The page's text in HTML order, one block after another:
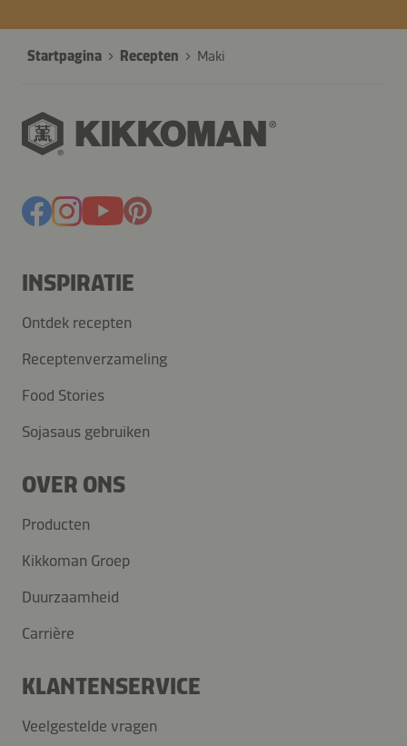
Startpagina Recepten Maki
INSPIRATIE
Ontdek recepten
Receptenverzameling
Food Stories
Sojasaus gebruiken
OVER ONS
Producten
Kikkoman Groep
Duurzaamheid
Carrière
KLANTENSERVICE
Veelgestelde vragen